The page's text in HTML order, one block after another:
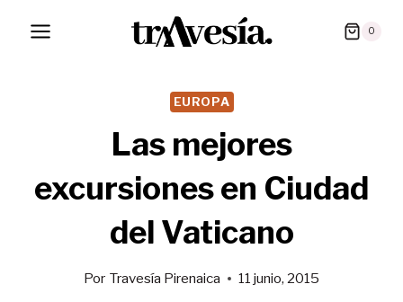
0
EUROPA
Las mejores
excursiones en Ciudad
del Vaticano
Por Travesía Pirenaica 11 junio, 2015